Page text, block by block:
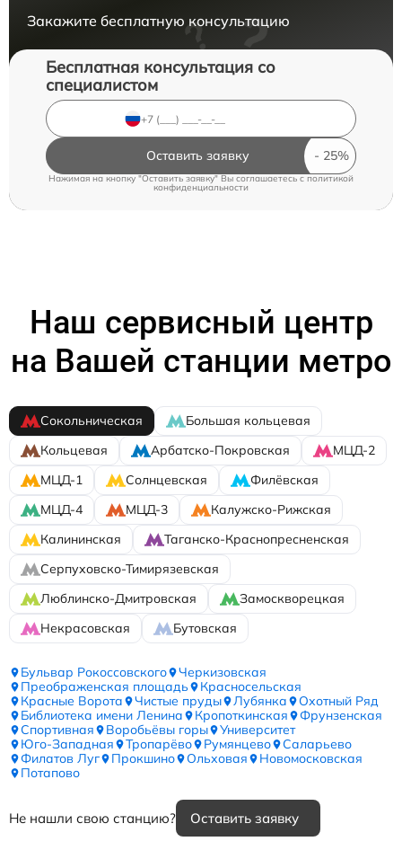
Закажите бесплатную консультацию
Бесплатная консультация со
специалистом
Оставить заявку
Нажимая на кнопку "Оставить заявку" Вы соглашаетесь c политикой
конфиденциальности
Наш сервисный центр
на Вашей станции метро
Сокольническая
Большая кольцевая
Кольцевая
Арбатско-Покровская
МЦД-2
МЦД-1
Солнцевская
Филёвская
МЦД-4
МЦД-3
Калужско-Рижская
Калининская
Таганско-Краснопресненская
Серпуховско-Тимирязевская
Люблинско-Дмитровская
Замоскворецкая
Некрасовская
Бутовская
Бульвар Рокоссовского
Черкизовская
Преображенская площадь
Красносельская
Красные Ворота
Чистые пруды Лубянка
Охотный Ряд
Библиотека имени Ленина
Кропоткинская
Фрунзенская
Спортивная
Воробьёвы горы
Университет
Юго-Западная
Тропарёво Румянцево
Саларьево
Филатов Луг
Прокшино Ольховая
Новомосковская
Потапово
Не нашли свою станцию? Оставить заявку